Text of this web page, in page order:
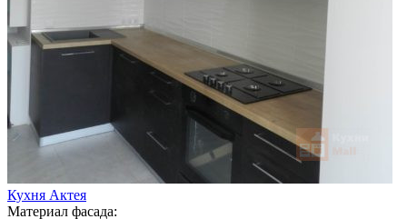
Кухня Актея
Материал фасада: